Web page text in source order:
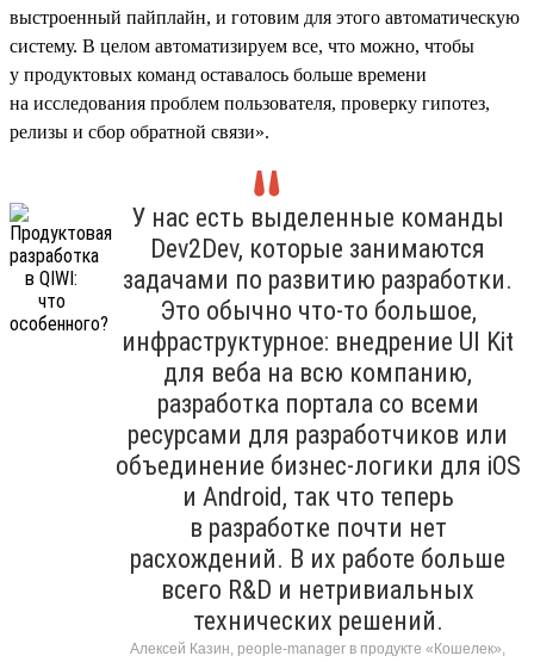
выстроенный пайплайн, и готовим для этого автоматическую
систему. В целом автоматизируем все, что можно, чтобы
у продуктовых команд оставалось больше времени
на исследования проблем пользователя, проверку гипотез,
релизы и сбор обратной связи».
У нас есть выделенные команды
Dev2Dev, которые занимаются
задачами по развитию разработки.
Это обычно что-то большое,
инфраструктурное: внедрение UI Kit
для веба на всю компанию,
разработка портала со всеми
ресурсами для разработчиков или
объединение бизнес-логики для iOS
и Android, так что теперь
в разработке почти нет
расхождений. В их работе больше
всего R&D и нетривиальных
технических решений.
Алексей Казин, people-manager в продукте «Кошелек»,